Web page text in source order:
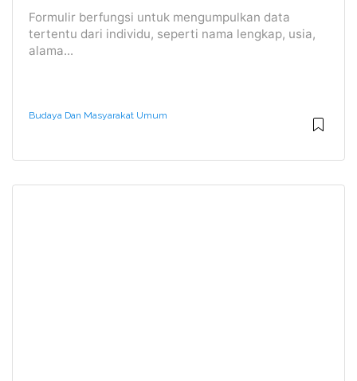
Formulir berfungsi untuk mengumpulkan data
tertentu dari individu, seperti nama lengkap, usia,
alama...
Budaya Dan Masyarakat Umum